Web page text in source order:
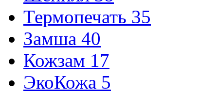
Термопечать 35
Замша 40
Кожзам 17
ЭкоКожа 5